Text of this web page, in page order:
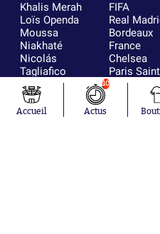
Khalis Merah
Loïs Openda
Moussa
Niakhaté
Nicolás
Tagliafico
Pavel Šulc
Gauthier Hein
Lionel Messi
FIFA
Real
Bordeaux
France
Chelsea
Paris
Germain
Olympique
lyonnais
Accueil
10
Actus